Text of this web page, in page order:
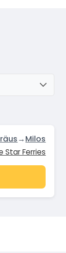
→Milos
Star Ferries